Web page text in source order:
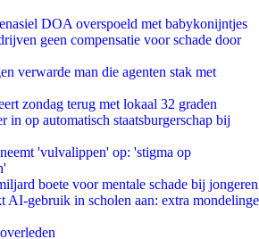
DOA overspoeld met babykonijntjes
geen compensatie voor schade door
verwarde man die agenten stak met
zondag terug met lokaal 32 graden
in op automatisch staatsburgerschap bij
'vulvalippen' op: 'stigma op
boete voor mentale schade bij jongeren
AI-gebruik in scholen aan: extra mondelinge